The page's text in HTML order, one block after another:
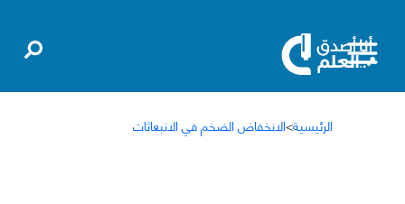
الرئيسية>الانخفاض الضخم في الانبعاثات